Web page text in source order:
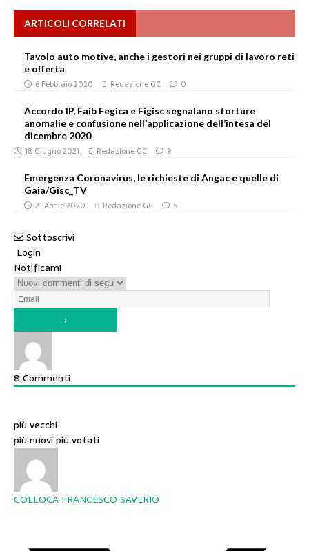
ARTICOLI CORRELATI
Tavolo auto motive, anche i gestori nei gruppi di lavoro reti
e offerta
6 Febbraio 2020 Redazione GC 0
Accordo IP, Faib Fegica e Figisc segnalano storture
anomalie e confusione nell’applicazione dell’intesa del
dicembre 2020
18 Giugno 2021 Redazione GC 9
Emergenza Coronavirus, le richieste di Angac e quelle di
Gaia/Gisc_TV
21 Aprile 2020 Redazione GC 5
Sottoscrivi
Login
Notificami
8 Commenti
più vecchi
più nuovi più votati
COLLOCA FRANCESCO SAVERIO